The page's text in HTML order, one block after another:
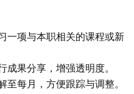
一项与本职相关的课程或新
成果分享，增强透明度。
至每月，方便跟踪与调整。